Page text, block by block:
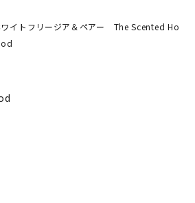
イトフリージア＆ペアー The Scented Ho